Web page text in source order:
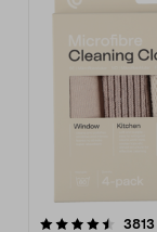
3813
4.0av 5